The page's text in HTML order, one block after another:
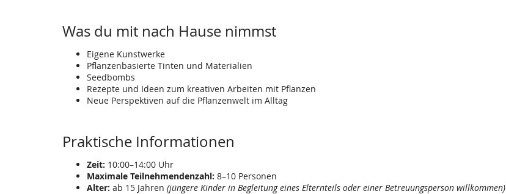
Was du mit nach Hause nimmst
Eigene Kunstwerke
Pflanzenbasierte Tinten und Materialien
Seedbombs
Rezepte und Ideen zum kreativen Arbeiten mit Pflanzen
Neue Perspektiven auf die Pflanzenwelt im Alltag
Praktische Informationen
Zeit: 10:00–14:00 Uhr
Maximale Teilnehmendenzahl: 8–10 Personen
Alter: ab 15 Jahren (jüngere Kinder in Begleitung eines Elternteils oder einer Betreuungsperson willkommen)